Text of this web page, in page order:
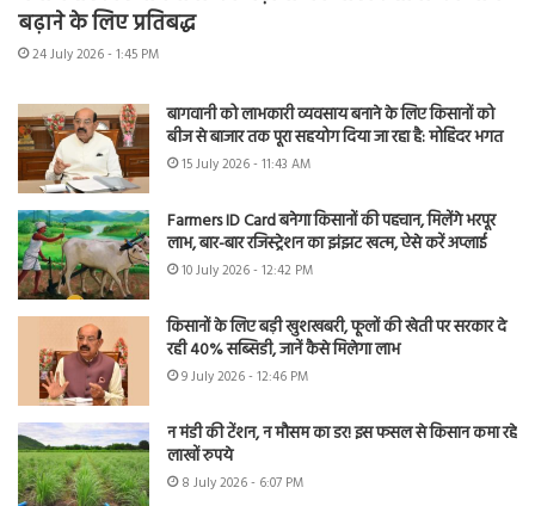
बढ़ाने के लिए प्रतिबद्ध
24 July 2026 - 1:45 PM
बागवानी को लाभकारी व्यवसाय बनाने के लिए किसानों को
बीज से बाजार तक पूरा सहयोग दिया जा रहा है: मोहिंदर भगत
15 July 2026 - 11:43 AM
Farmers ID Card बनेगा किसानों की पहचान, मिलेंगे भरपूर
लाभ, बार-बार रजिस्ट्रेशन का झंझट खत्म, ऐसे करें अप्लाई
10 July 2026 - 12:42 PM
किसानों के लिए बड़ी खुशखबरी, फूलों की खेती पर सरकार दे
रही 40% सब्सिडी, जानें कैसे मिलेगा लाभ
9 July 2026 - 12:46 PM
न मंडी की टेंशन, न मौसम का डर! इस फसल से किसान कमा रहे
लाखों रुपये
8 July 2026 - 6:07 PM